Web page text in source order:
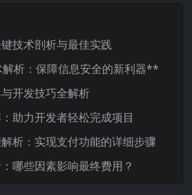
技术剖析与最佳实践
析：保障信息安全的新利器**
开发技巧全解析
助力开发者轻松完成项目
析：实现支付功能的详细步骤
哪些因素影响最终费用？